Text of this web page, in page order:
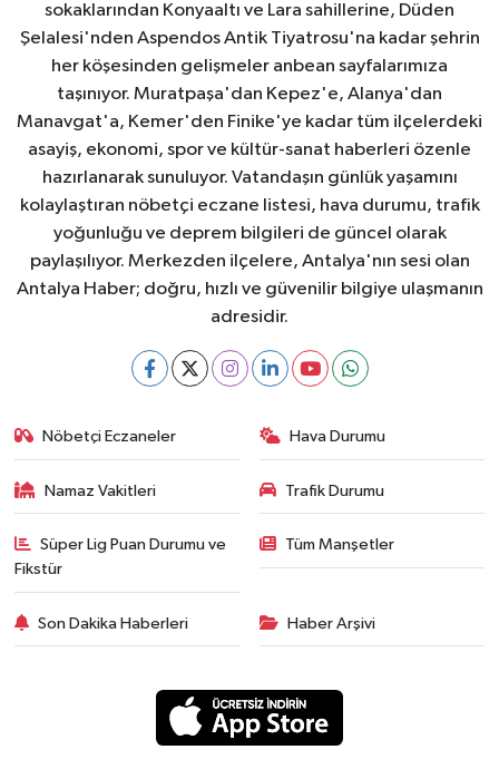
sokaklarından Konyaaltı ve Lara sahillerine, Düden
Şelalesi'nden Aspendos Antik Tiyatrosu'na kadar şehrin
her köşesinden gelişmeler anbean sayfalarımıza
taşınıyor. Muratpaşa'dan Kepez'e, Alanya'dan
Manavgat'a, Kemer'den Finike'ye kadar tüm ilçelerdeki
asayiş, ekonomi, spor ve kültür-sanat haberleri özenle
hazırlanarak sunuluyor. Vatandaşın günlük yaşamını
kolaylaştıran nöbetçi eczane listesi, hava durumu, trafik
yoğunluğu ve deprem bilgileri de güncel olarak
paylaşılıyor. Merkezden ilçelere, Antalya'nın sesi olan
Antalya Haber; doğru, hızlı ve güvenilir bilgiye ulaşmanın
adresidir.
Nöbetçi Eczaneler Hava Durumu
Namaz Vakitleri Trafik Durumu
Süper Lig Puan Durumu ve
Fikstür
Tüm Manşetler
Son Dakika Haberleri Haber Arşivi